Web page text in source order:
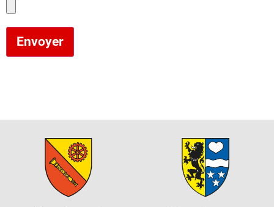
Envoyer